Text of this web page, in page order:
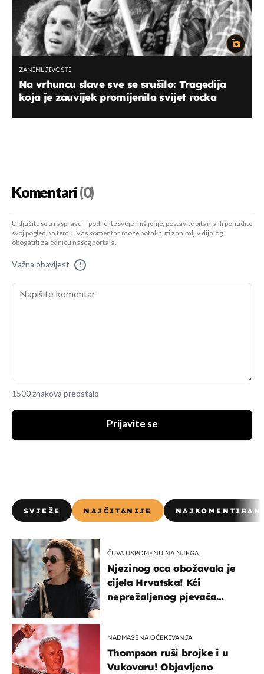
ZANIMLJIVOSTI
Na vrhuncu slave sve se srušilo: Tragedija
koja je zauvijek promijenila svijet rocka
Komentari(0)
Uključite se u raspravu – podijelite svoje mišljenje, postavite pitanja ili ponudite
svoj pogled na temu. Vaš komentar može potaknuti zanimljiv dijalog i
obogatiti zajednicu našeg portala.
Važna obavijest !
1500 znakova preostalo
Prijavite se
SVJEŽE NAJČITANIJE
ČUVA USPOMENU NA NJEGA
Njezinog oca obožavala je
cijela Hrvatska! Kći
neprežaljenog pjevača
NADMAŠENA OČEKIVANJA
Thompson ruši brojke i u
Vukovaru! Objavljeno